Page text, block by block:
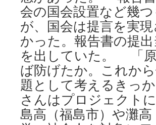
会の国会設置など幾
が、国会は提言を実
かった。報告書の提
を出していた。 「
ば防げたか。これか
題として考えるきっ
さんはプロジェクト
島高（福島市）や灘